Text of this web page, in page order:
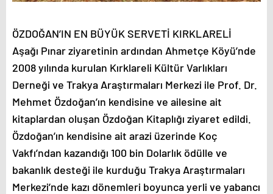
ÖZDOĞAN’IN EN BÜYÜK SERVETİ KIRKLARELİ
Aşağı Pınar ziyaretinin ardından Ahmetçe Köyü’nde
2008 yılında kurulan Kırklareli Kültür Varlıkları
Derneği ve Trakya Araştırmaları Merkezi ile Prof. Dr.
Mehmet Özdoğan’ın kendisine ve ailesine ait
kitaplardan oluşan Özdoğan Kitaplığı ziyaret edildi.
Özdoğan’ın kendisine ait arazi üzerinde Koç
Vakfı’ndan kazandığı 100 bin Dolarlık ödülle ve
bakanlık desteği ile kurduğu Trakya Araştırmaları
Merkezi’nde kazı dönemleri boyunca yerli ve yabancı